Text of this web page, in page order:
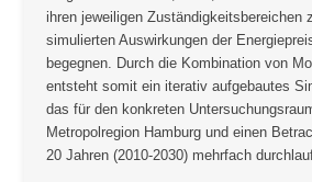
ihren jeweiligen Zuständigkeitsbereichen
simulierten Auswirkungen der
begegnen. Durch die Kombination von
entsteht somit ein iterativ aufgebautes
das für den konkreten
Metropolregion Hamburg und einen
20 Jahren (2010-2030) mehrfach